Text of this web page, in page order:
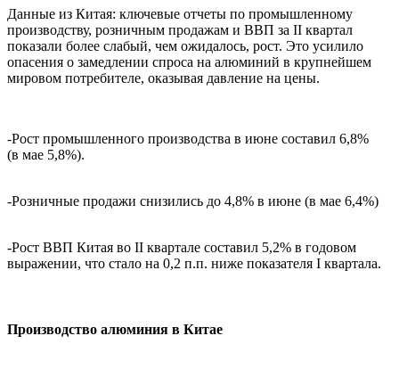
Данные из Китая: ключевые отчеты по промышленному
производству, розничным продажам и ВВП за II квартал
показали более слабый, чем ожидалось, рост. Это усилило
опасения о замедлении спроса на алюминий в крупнейшем
мировом потребителе, оказывая давление на цены.
-Рост промышленного производства в июне составил 6,8%
(в мае 5,8%).
-Розничные продажи снизились до 4,8% в июне (в мае 6,4%)
-Рост ВВП Китая во II квартале составил 5,2% в годовом
выражении, что стало на 0,2 п.п. ниже показателя I квартала.
Производство алюминия в Китае